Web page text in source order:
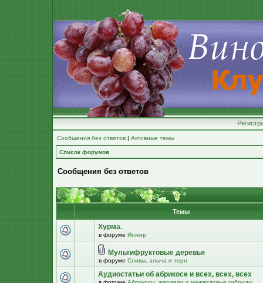
Сообщения без ответов | Активные темы
Список форумов
Сообщения без ответов
Темы
Хурма.
в форуме Инжир
Мультифруктовые деревья
в форуме Сливы, алыча и терн
Аудиостатьи об абрикосе и всех, всех, всех